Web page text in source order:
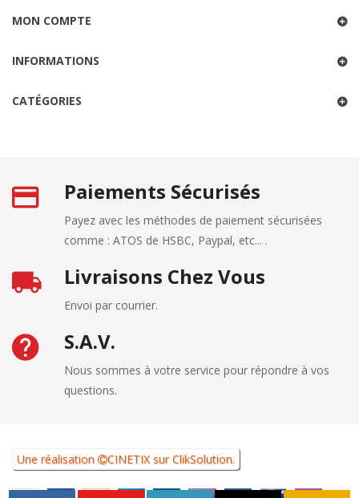
MON COMPTE
INFORMATIONS
CATÉGORIES
Paiements Sécurisés
Payez avec les méthodes de paiement sécurisées
comme : ATOS de HSBC, Paypal, etc... .
Livraisons Chez Vous
Envoi par courrier.
S.A.V.
Nous sommes à votre service pour répondre à vos
questions.
Une réalisation CINETIX surClikSolution.